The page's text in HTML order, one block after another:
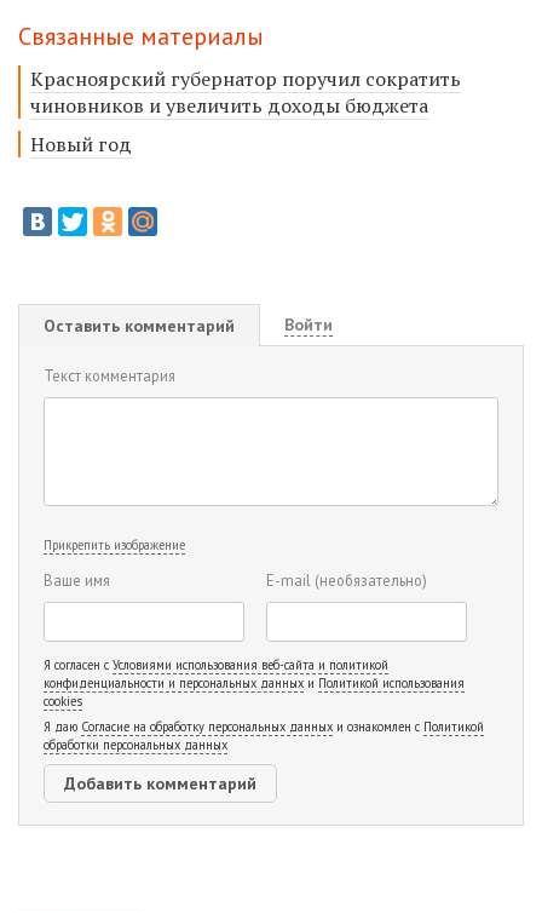
Связанные материалы
Красноярский губернатор поручил сократить
чиновников и увеличить доходы бюджета
Новый год
Оставить комментарий Войти
Текст комментария
Прикрепить изображение
Ваше имя E-mail (необязательно)
Я согласен с Условиями использования веб-сайта и политикой
конфиденциальности и персональных данных и Политикой использования
cookies
Я даю Согласие на обработку персональных данных и ознакомлен с Политикой
обработки персональных данных